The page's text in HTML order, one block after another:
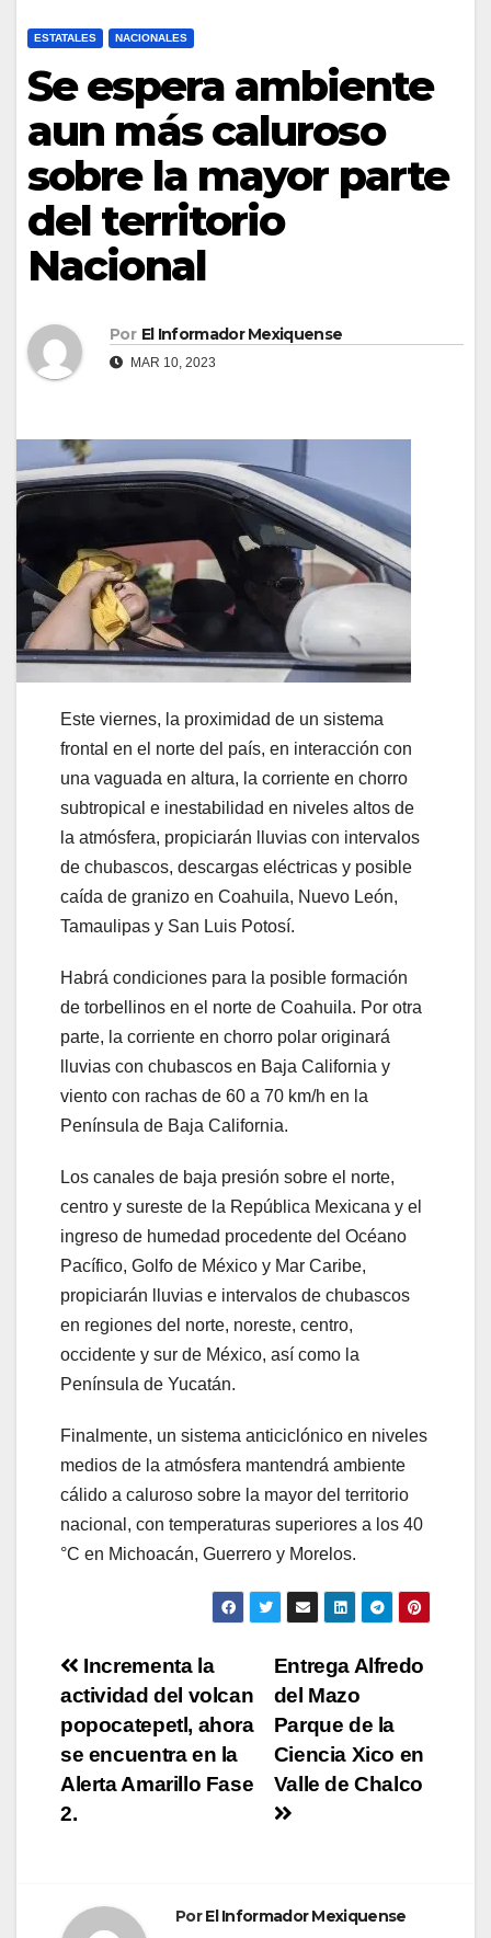
ESTATALES NACIONALES
Se espera ambiente
aun más caluroso
sobre la mayor parte
del territorio
Nacional
Por El Informador Mexiquense
MAR 10, 2023
Este viernes, la proximidad de un sistema
frontal en el norte del país, en interacción con
una vaguada en altura, la corriente en chorro
subtropical e inestabilidad en niveles altos de
la atmósfera, propiciarán lluvias con intervalos
de chubascos, descargas eléctricas y posible
caída de granizo en Coahuila, Nuevo León,
Tamaulipas y San Luis Potosí.
Habrá condiciones para la posible formación
de torbellinos en el norte de Coahuila. Por otra
parte, la corriente en chorro polar originará
lluvias con chubascos en Baja California y
viento con rachas de 60 a 70 km/h en la
Península de Baja California.
Los canales de baja presión sobre el norte,
centro y sureste de la República Mexicana y el
ingreso de humedad procedente del Océano
Pacífico, Golfo de México y Mar Caribe,
propiciarán lluvias e intervalos de chubascos
en regiones del norte, noreste, centro,
occidente y sur de México, así como la
Península de Yucatán.
Finalmente, un sistema anticiclónico en niveles
medios de la atmósfera mantendrá ambiente
cálido a caluroso sobre la mayor del territorio
nacional, con temperaturas superiores a los 40
°C en Michoacán, Guerrero y Morelos.
Navegación
de
entradas
Entrega Alfredo
del Mazo
Parque de la
Ciencia Xico en
Valle de Chalco
Incrementa la
actividad del volcan
popocatepetl, ahora
se encuentra en la
Alerta Amarillo Fase
2.
PorEl Informador Mexiquense